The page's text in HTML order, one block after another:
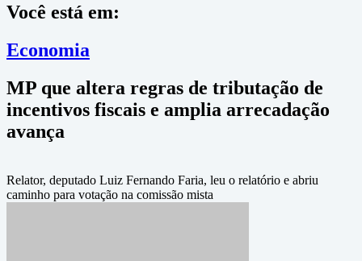
Você está em:
Economia
MP que altera regras de tributação de
incentivos fiscais e amplia arrecadação
avança
Relator, deputado Luiz Fernando Faria, leu o relatório e abriu
caminho para votação na comissão mista